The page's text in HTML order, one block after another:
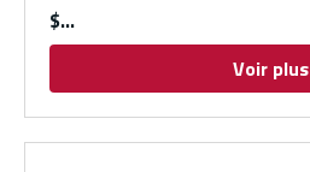
$
Voir plus